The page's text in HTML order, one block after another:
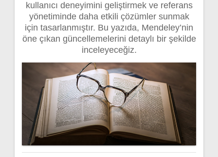
kullanıcı deneyimini geliştirmek ve referans
yönetiminde daha etkili çözümler sunmak
için tasarlanmıştır. Bu yazıda, Mendeley’nin
öne çıkan güncellemelerini detaylı bir şekilde
inceleyeceğiz.